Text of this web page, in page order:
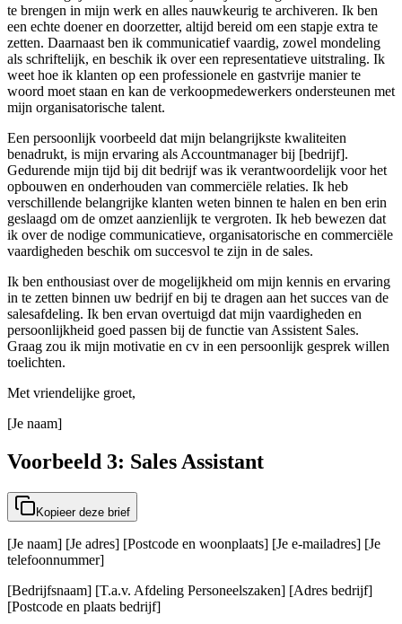
te brengen in mijn werk en alles nauwkeurig te archiveren. Ik ben
een echte doener en doorzetter, altijd bereid om een stapje extra te
zetten. Daarnaast ben ik communicatief vaardig, zowel mondeling
als schriftelijk, en beschik ik over een representatieve uitstraling. Ik
weet hoe ik klanten op een professionele en gastvrije manier te
woord moet staan en kan de verkoopmedewerkers ondersteunen met
mijn organisatorische talent.
Een persoonlijk voorbeeld dat mijn belangrijkste kwaliteiten
benadrukt, is mijn ervaring als Accountmanager bij [bedrijf].
Gedurende mijn tijd bij dit bedrijf was ik verantwoordelijk voor het
opbouwen en onderhouden van commerciële relaties. Ik heb
verschillende belangrijke klanten weten binnen te halen en ben erin
geslaagd om de omzet aanzienlijk te vergroten. Ik heb bewezen dat
ik over de nodige communicatieve, organisatorische en commerciële
vaardigheden beschik om succesvol te zijn in de sales.
Ik ben enthousiast over de mogelijkheid om mijn kennis en ervaring
in te zetten binnen uw bedrijf en bij te dragen aan het succes van de
salesafdeling. Ik ben ervan overtuigd dat mijn vaardigheden en
persoonlijkheid goed passen bij de functie van Assistent Sales.
Graag zou ik mijn motivatie en cv in een persoonlijk gesprek willen
toelichten.
Met vriendelijke groet,
[Je naam]
Voorbeeld 3: Sales Assistant
Kopieer deze brief
[Je naam] [Je adres] [Postcode en woonplaats] [Je e-mailadres] [Je
telefoonnummer]
[Bedrijfsnaam] [T.a.v. Afdeling Personeelszaken] [Adres bedrijf]
[Postcode en plaats bedrijf]